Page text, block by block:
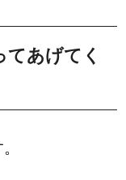
あげてく